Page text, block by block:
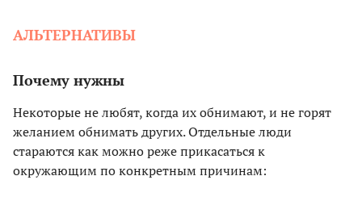
АЛЬТЕРНАТИВЫ
Почему нужны
Некоторые не любят, когда их обнимают, и не горят
желанием обнимать других. Отдельные люди
стараются как можно реже прикасаться к
окружающим по конкретным причинам: